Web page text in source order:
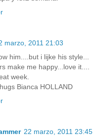
marzo, 2011 21:03
him....but i lijke his style...
make me happy...love it....
week.
Bianca HOLLAND
22 marzo, 2011 23:45